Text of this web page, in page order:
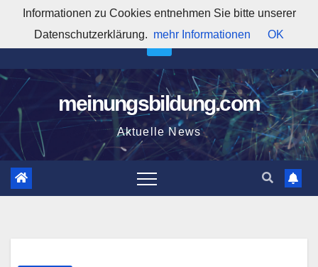
springen
6:10:02 AM
meinungsbildung.com
Aktuelle News
Informationen zu Cookies entnehmen Sie bitte unserer
Datenschutzerklärung. mehr Informationen OK